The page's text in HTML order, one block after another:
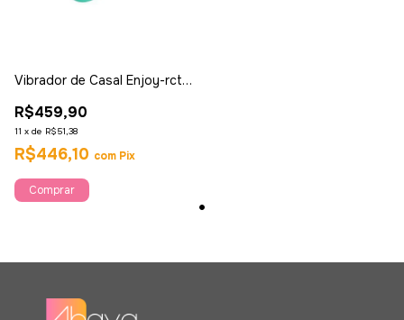
Vibrador de Casal Enjoy-rct
R$459,90
11 x de R$51,38
R$446,10 com Pix
Comprar